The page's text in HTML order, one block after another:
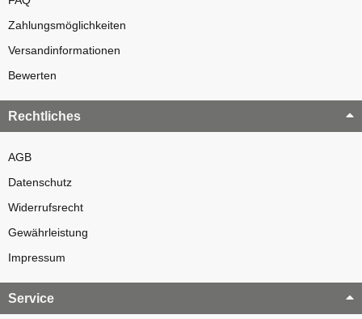
Zahlungsmöglichkeiten
Versandinformationen
Bewerten
Rechtliches
AGB
Datenschutz
Widerrufsrecht
Gewährleistung
Impressum
Service